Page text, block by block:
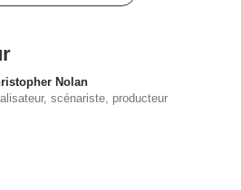
Nolan
scénariste, producteur